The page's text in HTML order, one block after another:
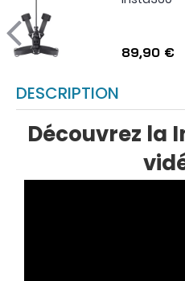
89,90 €
DESCRIPTION
Découvrez la